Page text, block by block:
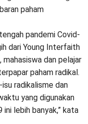
paham
pandemi Covid-
dari Young Interfaith
dan pelajar
paham radikal.
radikalisme dan
yang digunakan
lebih banyak,” kata